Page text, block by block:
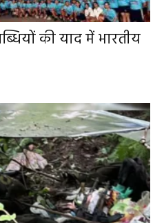
की याद में भारतीय